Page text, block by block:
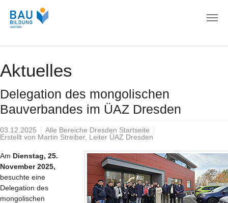
Aktuelles
Delegation des mongolischen
Bauverbandes im ÜAZ Dresden
03.12.2025
Alle Bereiche Dresden Startseite
Erstellt von Martin Streiber, Leiter ÜAZ Dresden
Am Dienstag, 25.
November 2025,
besuchte eine
Delegation des
mongolischen